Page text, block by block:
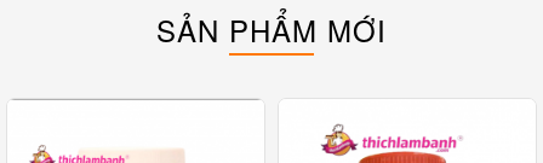
SẢN PHẨM MỚI